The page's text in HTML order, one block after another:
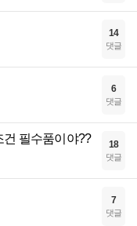
14
댓글
6
댓글
필수품이야?? 18
댓글
7
댓글